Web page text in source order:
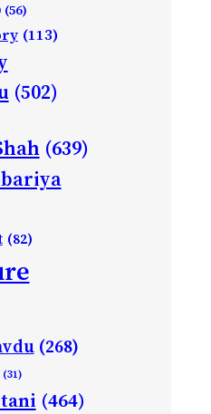
(56)
(113)
(502)
(639)
(82)
(268)
(31)
(464)